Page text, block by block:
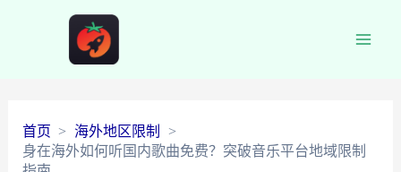
首页
海外地区限制
身在海外如何听国内歌曲免费？突破音乐平台地域限制